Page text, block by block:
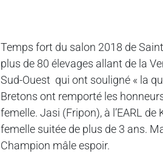
Temps fort du salon 2018 de
plus de 80 élevages allant de la
Sud-Ouest qui ont souligné « la
Bretons ont remporté les
femelle. Jasi (Fripon), à l’EARL
femelle suitée de plus de 3 ans.
Champion mâle espoir.